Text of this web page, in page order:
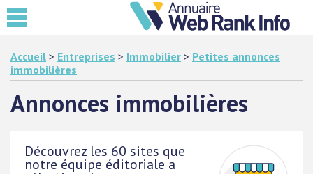
Accueil > Entreprises > Immobilier > Petites annonces
immobilières
Annonces immobilières
Découvrez les 60 sites que
notre équipe éditoriale a